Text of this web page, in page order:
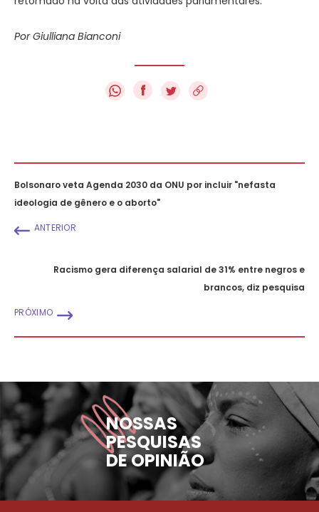
Por Giulliana Bianconi
f
Bolsonaro veta Agenda 2030 da ONU por incluir "nefasta
ideologia de gênero e o aborto"
ANTERIOR
Racismo gera diferença salarial de 31% entre negros e
brancos, diz pesquisa
PRÓXIMO
NOSSAS
PESQUISAS
DE OPINIÃO